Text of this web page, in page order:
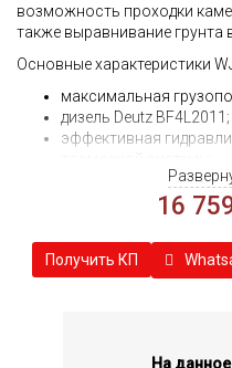
возможность проходки
также выравнивание грунта
Основные характеристики
максимальная
дизель Deutz BF4L2011;
эффективная
надежная
обслуживании;
наличие приводов
наклонных
специальный рисунок
противоскользящим
16
Получить КП
На